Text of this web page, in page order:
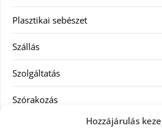
Hozzájárulás
Plasztikai sebészet
Szállás
Szolgáltatás
Szórakozás